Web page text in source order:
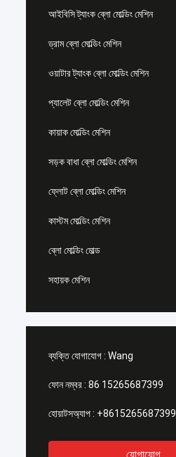
আইবিসি ট্যাংক ব্লো মোল্ডিং মেশিন
ড্রাম ব্লো মোল্ডিং মেশিন
ওয়াটার ট্যাংক ব্লো মোল্ডিং মেশিন
প্যালেট ব্লো মোল্ডিং মেশিন
কায়াক মোল্ডিং মেশিন
সড়ক বাধা ব্লো মোল্ডিং মেশিন
ফ্লোট ব্লো মোল্ডিং মেশিন
কাস্টম মোল্ডিং মেশিন
ব্লো মোল্ডিং মোল্ড
সহায়ক মেশিন
ব্যক্তি যোগাযোগ : Wang
ফোন নম্বর : 86 15265687399
হোয়াটসঅ্যাপ : +8615265687399